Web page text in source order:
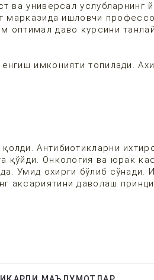
ва универсал услубларнинг
ишловчи
оптимал даво курсини
имконияти топилади.
Антибиотикларни
қўйди. Онкология ва юрак
Умид охирги бўлиб сўнади.
аксариятини даволаш